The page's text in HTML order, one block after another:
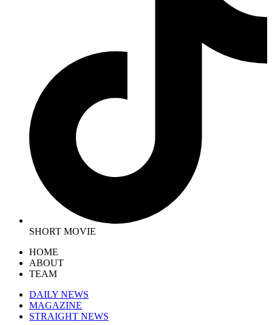
SHORT MOVIE
HOME
ABOUT
TEAM
DAILY NEWS
MAGAZINE
STRAIGHT NEWS